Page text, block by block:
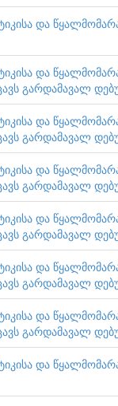
და
და
გარდამავალ
და
გარდამავალ
და
გარდამავალ
და
გარდამავალ
და
გარდამავალ
და
გარდამავალ
და